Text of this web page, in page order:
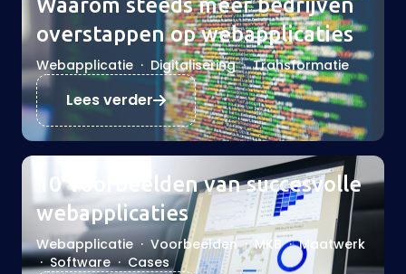
Waarom steeds meer bedrijven
overstappen op webapplicaties
Webapplicatie · Digitalisering · Transformatie
Lees verder
10 Voorbeelden van succesvolle
webapplicaties
Webapplicatie · Voorbeelden · MKB · Maatwerk
· Software · Cases